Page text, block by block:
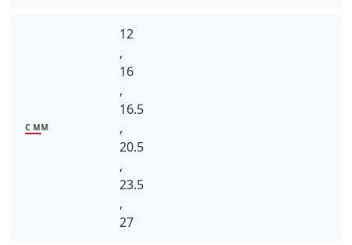
C MM
12
,
16
,
16.5
,
20.5
,
23.5
,
27